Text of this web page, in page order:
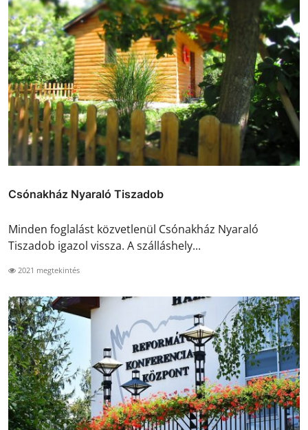
Csónakház Nyaraló Tiszadob
Minden foglalást közvetlenül Csónakház Nyaraló
Tiszadob igazol vissza. A szálláshely...
2021 megtekintés